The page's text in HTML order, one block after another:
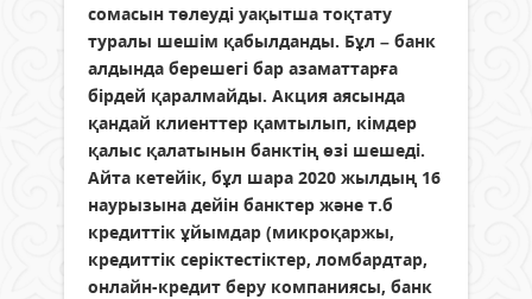
сомасын төлеуді уақытша тоқтату
туралы шешім қабылданды. Бұл – банк
алдында берешегі бар азаматтарға
бірдей қаралмайды. Акция аясында
қандай клиенттер қамтылып, кімдер
қалыс қалатынын банктің өзі шешеді.
Айта кетейік, бұл шара 2020 жылдың 16
наурызына дейін банктер және т.б
кредиттік ұйымдар (микроқаржы,
кредиттік серіктестіктер, ломбардтар,
онлайн-кредит беру компаниясы, банк